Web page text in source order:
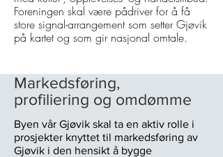
Foreningen skal være pådriver for å få
store signal-arrangement som setter Gjøvik
på kartet og som gir nasjonal omtale.
Markedsføring,
profiliering og omdømme
Byen vår Gjøvik skal ta en aktiv rolle i
prosjekter knyttet til markedsføring av
Gjøvik i den hensikt å bygge